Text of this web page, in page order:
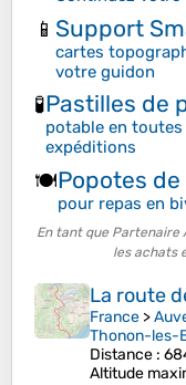
📱 Support
cartes
votre guidon
🧪Pastilles de
potable en
expéditions
🍽️Popotes
pour repas en
En tant que Partenaire
les achats
La route
France >
Thonon-les-
Distance :
Altitude